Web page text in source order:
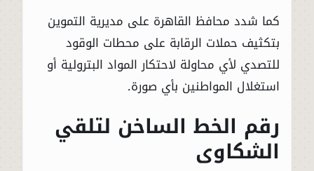
كما شدد محافظ القاهرة على مديرية التموين
بتكثيف حملات الرقابة على محطات الوقود
للتصدي لأي محاولة لاحتكار المواد البترولية أو
استغلال المواطنين بأي صورة.
رقم الخط الساخن لتلقي
الشكاوى